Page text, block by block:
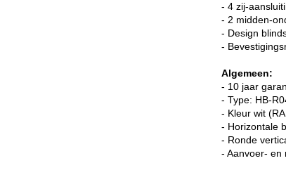
- 4 zij-
- 2 midden-
- Design
-
Algemeen:
- 10 jaar
- Type: HB-
- Kleur wit
- Horizontale
- Ronde
- Aanvoer- en